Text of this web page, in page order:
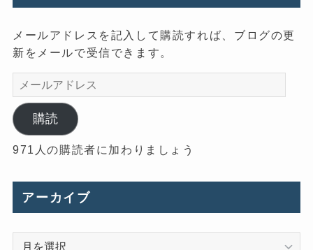
メールアドレスを記入して購読すれば、ブログの更
新をメールで受信できます。
メ
ー
ル
ア
ド
ス
購読
971人の購読者に加わりましょう
アーカイブ